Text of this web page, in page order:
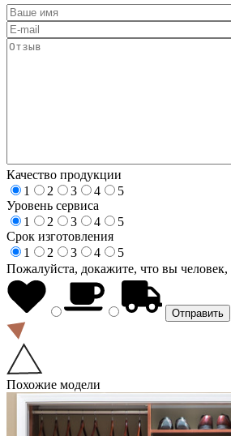
Качество продукции
1
2 3 4
5
Уровень сервиса
1
2 3 4
5
Срок изготовления
1
2 3 4
5
Пожалуйста, докажите, что вы человек,
Похожие модели